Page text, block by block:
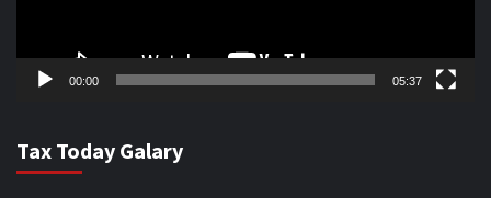
00:00 05:37
Tax Today Galary